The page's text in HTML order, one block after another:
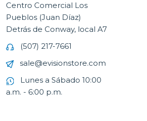
Centro Comercial Los
Pueblos (Juan Díaz)
Detrás de Conway, local A7
(507) 217-7661
sale@evisionstore.com
Lunes a Sábado 10:00
a.m. - 6:00 p.m.